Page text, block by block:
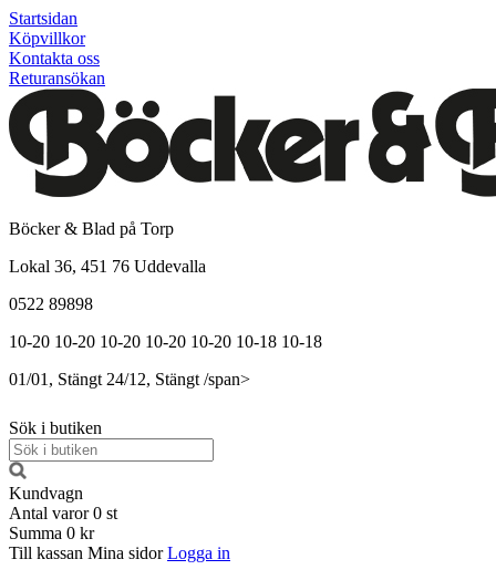
Startsidan
Köpvillkor
Kontakta oss
Returansökan
Böcker & Blad på Torp
Lokal 36, 451 76 Uddevalla
0522 89898
10-20 10-20 10-20 10-20 10-20 10-18 10-18
01/01, Stängt 24/12, Stängt /span>
Sök i butiken
Kundvagn
Antal varor 0 st
Summa 0 kr
Till kassan Mina sidor Logga in